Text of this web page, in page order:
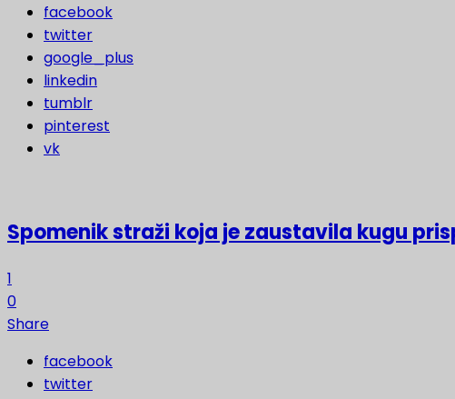
facebook
twitter
google_plus
linkedin
tumblr
pinterest
vk
Spomenik straži koja je zaustavila kugu
1
0
Share
facebook
twitter